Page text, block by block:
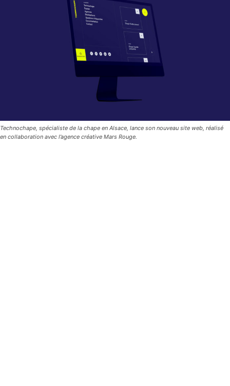
Technochape, spécialiste de la chape en Alsace, lance son nouveau site web, réalisé
en collaboration avec l’agence créative Mars Rouge.